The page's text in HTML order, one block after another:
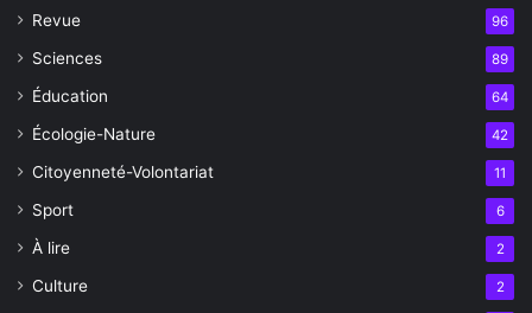
Revue 96
Sciences 89
Éducation 64
Écologie-Nature 42
Citoyenneté-Volontariat 11
Sport 6
À lire 2
Culture 2